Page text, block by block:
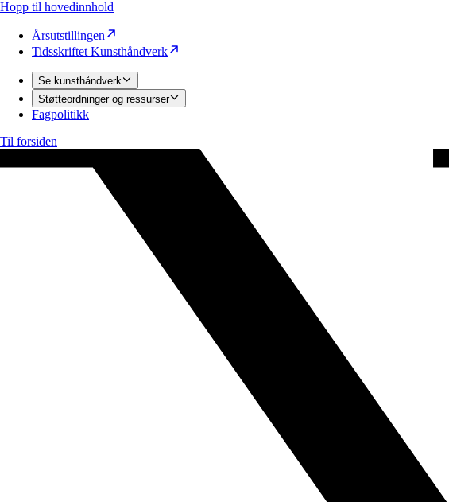
Hopp til hovedinnhold
Årsutstillingen
Tidsskriftet Kunsthåndverk
Se kunsthåndverk
Støtteordninger og ressurser
Fagpolitikk
Til forsiden